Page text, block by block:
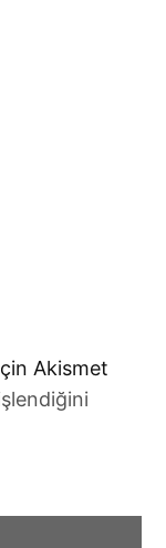
Akismet